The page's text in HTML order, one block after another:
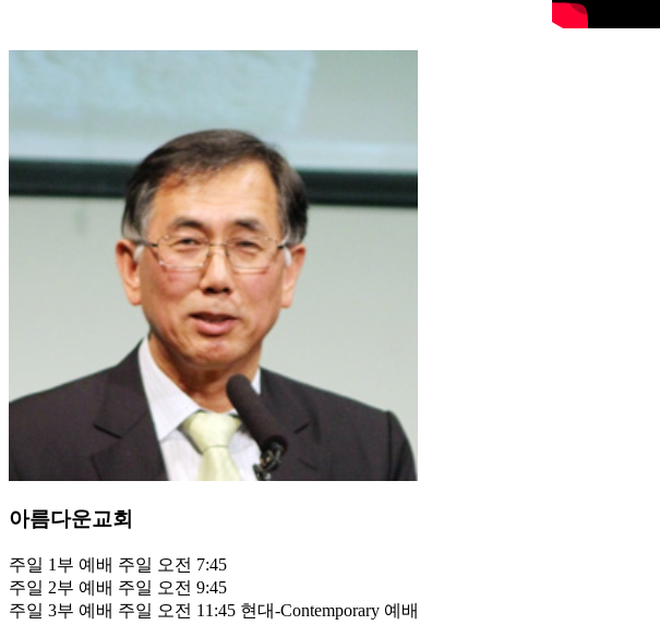
아름다운교회
주일 1부 예배 주일 오전 7:45
주일 2부 예배 주일 오전 9:45
주일 3부 예배 주일 오전 11:45 현대-Contemporary 예배